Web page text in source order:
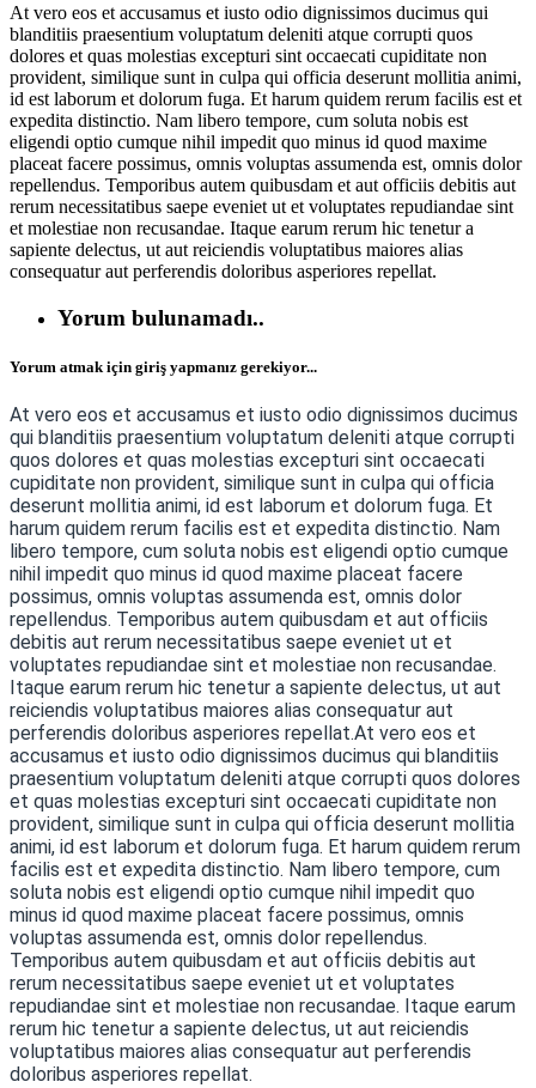
At vero eos et accusamus et iusto odio dignissimos ducimus qui
blanditiis praesentium voluptatum deleniti atque corrupti quos
dolores et quas molestias excepturi sint occaecati cupiditate non
provident, similique sunt in culpa qui officia deserunt mollitia animi,
id est laborum et dolorum fuga. Et harum quidem rerum facilis est et
expedita distinctio. Nam libero tempore, cum soluta nobis est
eligendi optio cumque nihil impedit quo minus id quod maxime
placeat facere possimus, omnis voluptas assumenda est, omnis dolor
repellendus. Temporibus autem quibusdam et aut officiis debitis aut
rerum necessitatibus saepe eveniet ut et voluptates repudiandae sint
et molestiae non recusandae. Itaque earum rerum hic tenetur a
sapiente delectus, ut aut reiciendis voluptatibus maiores alias
consequatur aut perferendis doloribus asperiores repellat.
Yorum bulunamadı..
Yorum atmak için giriş yapmanız gerekiyor...
At vero eos et accusamus et iusto odio dignissimos ducimus
qui blanditiis praesentium voluptatum deleniti atque corrupti
quos dolores et quas molestias excepturi sint occaecati
cupiditate non provident, similique sunt in culpa qui officia
deserunt mollitia animi, id est laborum et dolorum fuga. Et
harum quidem rerum facilis est et expedita distinctio. Nam
libero tempore, cum soluta nobis est eligendi optio cumque
nihil impedit quo minus id quod maxime placeat facere
possimus, omnis voluptas assumenda est, omnis dolor
repellendus. Temporibus autem quibusdam et aut officiis
debitis aut rerum necessitatibus saepe eveniet ut et
voluptates repudiandae sint et molestiae non recusandae.
Itaque earum rerum hic tenetur a sapiente delectus, ut aut
reiciendis voluptatibus maiores alias consequatur aut
perferendis doloribus asperiores repellat.At vero eos et
accusamus et iusto odio dignissimos ducimus qui blanditiis
praesentium voluptatum deleniti atque corrupti quos dolores
et quas molestias excepturi sint occaecati cupiditate non
provident, similique sunt in culpa qui officia deserunt mollitia
animi, id est laborum et dolorum fuga. Et harum quidem rerum
facilis est et expedita distinctio. Nam libero tempore, cum
soluta nobis est eligendi optio cumque nihil impedit quo
minus id quod maxime placeat facere possimus, omnis
voluptas assumenda est, omnis dolor repellendus.
Temporibus autem quibusdam et aut officiis debitis aut
rerum necessitatibus saepe eveniet ut et voluptates
repudiandae sint et molestiae non recusandae. Itaque earum
rerum hic tenetur a sapiente delectus, ut aut reiciendis
voluptatibus maiores alias consequatur aut perferendis
doloribus asperiores repellat.